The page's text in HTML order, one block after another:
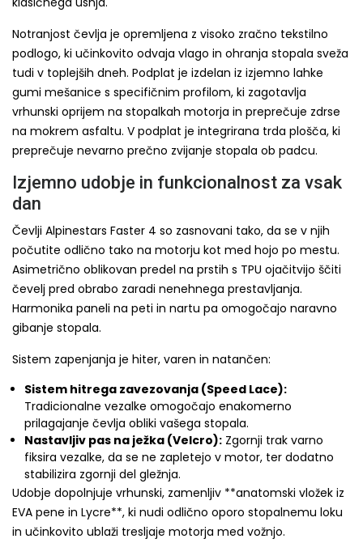
Notranjost čevlja je opremljena z visoko zračno tekstilno
podlogo, ki učinkovito odvaja vlago in ohranja stopala sveža
tudi v toplejših dneh. Podplat je izdelan iz izjemno lahke
gumi mešanice s specifičnim profilom, ki zagotavlja
vrhunski oprijem na stopalkah motorja in preprečuje zdrse
na mokrem asfaltu. V podplat je integrirana trda plošča, ki
preprečuje nevarno prečno zvijanje stopala ob padcu.
Izjemno udobje in funkcionalnost za vsak
dan
Čevlji Alpinestars Faster 4 so zasnovani tako, da se v njih
počutite odlično tako na motorju kot med hojo po mestu.
Asimetrično oblikovan predel na prstih s TPU ojačitvijo ščiti
čevelj pred obrabo zaradi nenehnega prestavljanja.
Harmonika paneli na peti in nartu pa omogočajo naravno
gibanje stopala.
Sistem zapenjanja je hiter, varen in natančen:
Sistem hitrega zavezovanja (Speed Lace):
Tradicionalne vezalke omogočajo enakomerno
prilagajanje čevlja obliki vašega stopala.
Nastavljiv pas na ježka (Velcro): Zgornji trak varno
fiksira vezalke, da se ne zapletejo v motor, ter dodatno
stabilizira zgornji del gležnja.
Udobje dopolnjuje vrhunski, zamenljiv **anatomski vložek iz
EVA pene in Lycre**, ki nudi odlično oporo stopalnemu loku
in učinkovito ublaži tresljaje motorja med vožnjo.